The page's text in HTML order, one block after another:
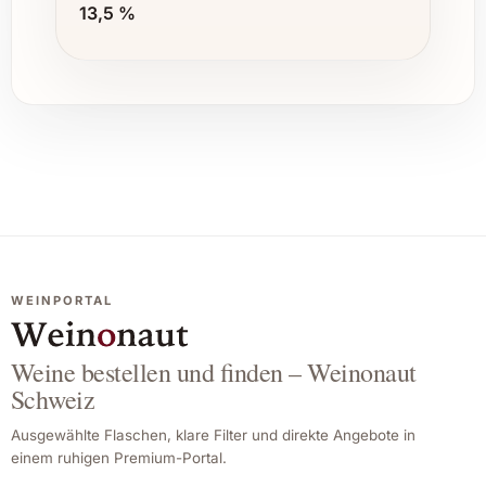
13,5 %
WEINPORTAL
Weine bestellen und finden – Weinonaut
Schweiz
Ausgewählte Flaschen, klare Filter und direkte Angebote in
einem ruhigen Premium-Portal.